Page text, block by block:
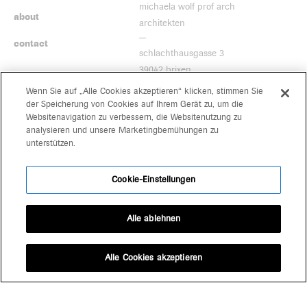
about
contact
michaela wolf prof arch
architekten
schlachthausgasse 3
39042 brixen
+39 0472 80 11 29
office@bergmeisterwolf.it
Wenn Sie auf „Alle Cookies akzeptieren“ klicken, stimmen Sie
der Speicherung von Cookies auf Ihrem Gerät zu, um die
Websitenavigation zu verbessern, die Websitenutzung zu
analysieren und unsere Marketingbemühungen zu
unterstützen.
Cookie-Einstellungen
Alle ablehnen
Alle Cookies akzeptieren